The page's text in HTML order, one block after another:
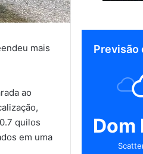
mais
ao
quilos
em uma
Previsão
Dom